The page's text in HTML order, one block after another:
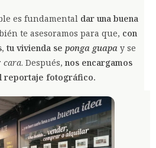
es fundamental dar una buena
te asesoramos para que, con
tu vivienda se ponga guapa y se
cara. Después,nos encargamos
reportaje fotográfico.